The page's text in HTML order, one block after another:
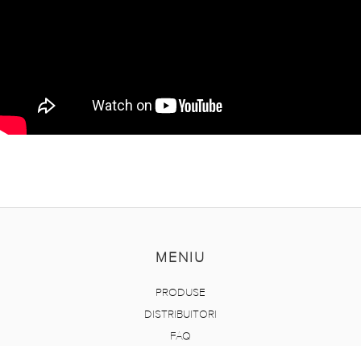
MENIU
PRODUSE
DISTRIBUITORI
FAQ